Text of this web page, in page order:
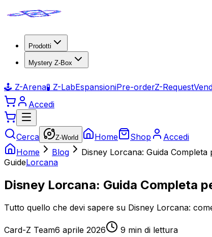
Prodotti
Mystery Z-Box
🕹️ Z-Arena🧪 Z-LabEspansioniPre-orderZ-Request
Accedi
Cerca Z-World Home Shop
Accedi
Home
Blog
Disney Lorcana: Guida
GuideLorcana
Disney Lorcana: Guida Completa
Tutto quello che devi sapere su Disney Lorcana:
Card-Z Team6 aprile 2026 9 min di lettura